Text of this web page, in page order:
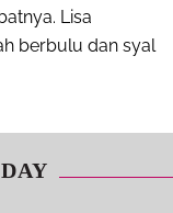
Lisa
berbulu dan syal